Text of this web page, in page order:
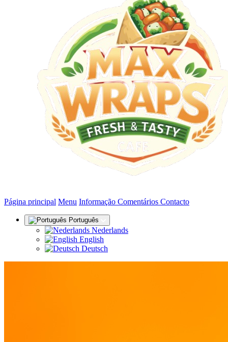
Página principal Menu Informação Comentários Contacto(actual)
Português
Nederlands
English
Deutsch